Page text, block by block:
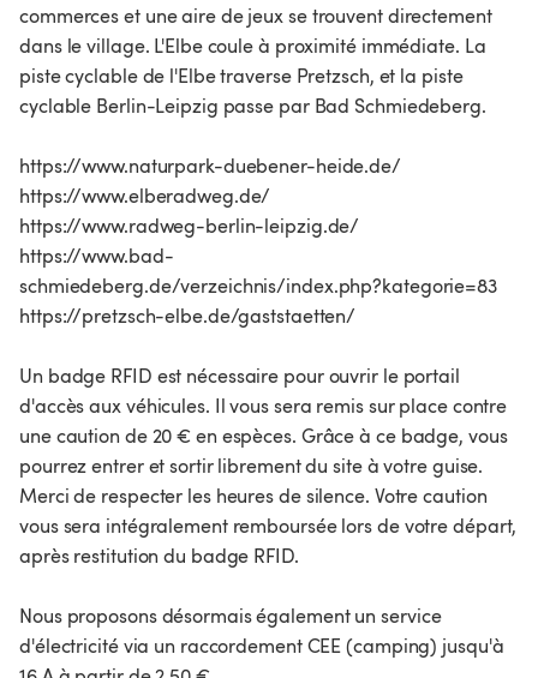
commerces et une aire de jeux se trouvent directement
dans le village. L'Elbe coule à proximité immédiate. La
piste cyclable de l'Elbe traverse Pretzsch, et la piste
cyclable Berlin-Leipzig passe par Bad Schmiedeberg.
https://www.naturpark-duebener-heide.de/
https://www.elberadweg.de/
https://www.radweg-berlin-leipzig.de/
https://www.bad-
schmiedeberg.de/verzeichnis/index.php?kategorie=83
https://pretzsch-elbe.de/gaststaetten/
Un badge RFID est nécessaire pour ouvrir le portail
d'accès aux véhicules. Il vous sera remis sur place contre
une caution de 20 € en espèces. Grâce à ce badge, vous
pourrez entrer et sortir librement du site à votre guise.
Merci de respecter les heures de silence. Votre caution
vous sera intégralement remboursée lors de votre départ,
après restitution du badge RFID.
Nous proposons désormais également un service
d'électricité via un raccordement CEE (camping) jusqu'à